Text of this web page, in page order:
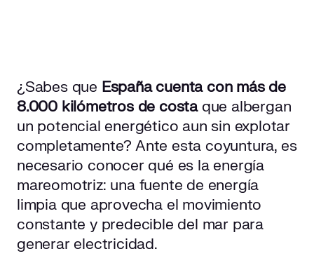
Tipos de centrales mareomotrices
Centrales de presa o barrera
Centrales de corriente marina
Centrales con laguna artificial
¿Cuáles son las ventajas de la energía mareomotriz?
Desafíos y desventajas de la energía mareomotriz
¿Sabes que España cuenta con más de
8.000 kilómetros de costaque albergan
un potencial energético aun sin explotar
completamente? Ante esta coyuntura, es
necesario conocer qué es la energía
mareomotriz: una fuente de energía
limpia que aprovecha el movimiento
constante y predecible del mar para
generar electricidad.